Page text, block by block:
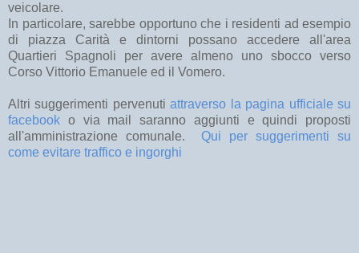
veicolare.
In particolare, sarebbe opportuno che i residenti ad esempio
di piazza Carità e dintorni possano accedere all'area
Quartieri Spagnoli per avere almeno uno sbocco verso
Corso Vittorio Emanuele ed il Vomero.
Altri suggerimenti pervenutiattraverso la pagina ufficiale su
facebook o via mail saranno aggiunti e quindi proposti
all'amministrazione comunale. Qui per suggerimenti su
come evitare traffico e ingorghi